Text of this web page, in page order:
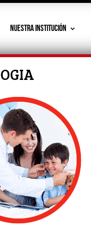
NUESTRA INSTITUCIÓN